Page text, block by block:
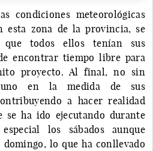
condiciones meteorológicas
esta zona de la provincia, se
que todos ellos tenían sus
encontrar tiempo libre para
proyecto. Al final, no sin
en la medida de sus
a hacer realidad
se ha ido ejecutando durante
los sábados aunque
lo que ha conllevado